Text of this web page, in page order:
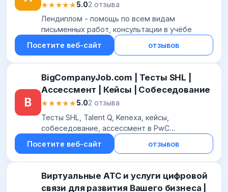
★★★★★
★★★★★5.02 отзыва
Лендиплом - помощь по всем видам
письменных работ, консультации в учёбе
Посетите веб-сайт
отзывов
B
BigCompanyJob.com | Тесты SHL |
Ассессмент | Кейсы | Собеседование
★★★★★
★★★★★5.02 отзыва
Тесты SHL, Talent Q, Kenexa, кейсы,
собеседование, ассессмент в PwC
(PriceWaterhouseCoopers), KPMG, EY
(Ernst&Young), Deloitte, Procter & Gamble (P&G),
Посетите веб-сайт отзывов
Виртуальные АТС и услуги цифровой
связи для развития Вашего бизнеса |